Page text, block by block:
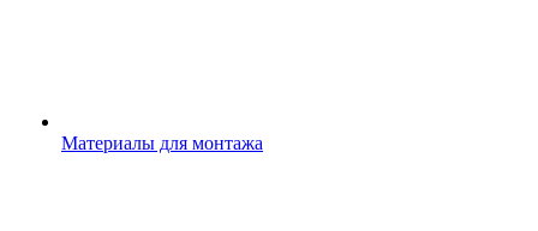
Материалы для монтажа